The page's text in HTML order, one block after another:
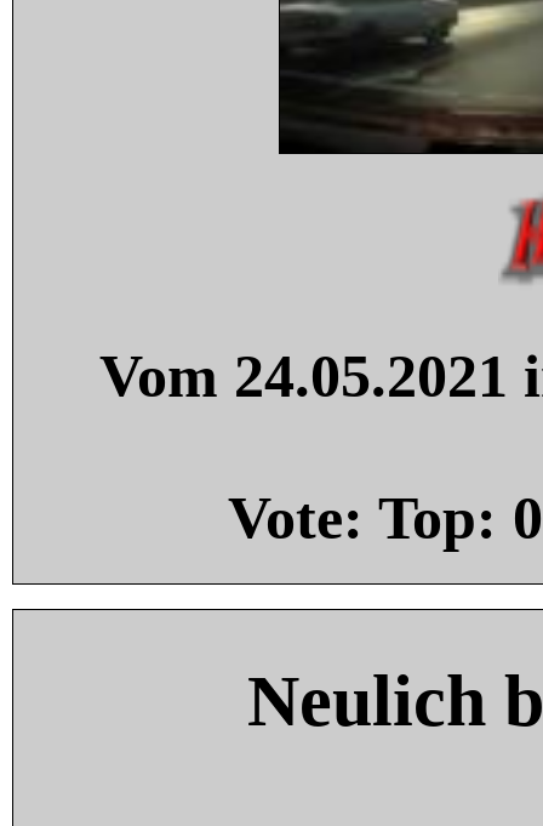
Vom
Vote: Top: 0
Neulich